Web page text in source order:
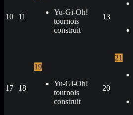
10 11
Yu-Gi-Oh!
tournois
construit
13
17 18
19
Yu-Gi-Oh!
tournois
construit
20
21